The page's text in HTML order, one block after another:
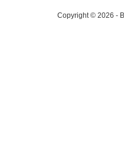
Copyright © 2026 -